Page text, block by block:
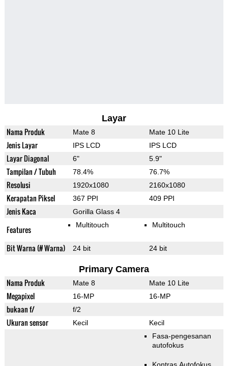
Layar
Nama Produk Mate 8 Mate 10 Lite
Jenis Layar IPS LCD IPS LCD
Layar Diagonal 6" 5.9"
Tampilan / Tubuh 78.4% 76.7%
Resolusi 1920x1080 2160x1080
Kerapatan Piksel 367 PPI 409 PPI
Jenis Kaca Gorilla Glass 4
Features Multitouch Multitouch
Bit Warna (# Warna) 24 bit 24 bit
Primary Camera
Nama Produk Mate 8 Mate 10 Lite
Megapixel 16-MP 16-MP
bukaan f/ f/2
Ukuran sensor Kecil Kecil
Fasa-pengesanan
autofokus